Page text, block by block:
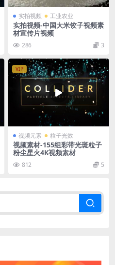
实拍视频 工业农业
实拍视频-中国大米饺子视频素
材宣传片视频
286 3
VIP
视频元素 粒子光效
视频素材-155组彩带光斑粒子
粉尘星火4K视频素材
812 5